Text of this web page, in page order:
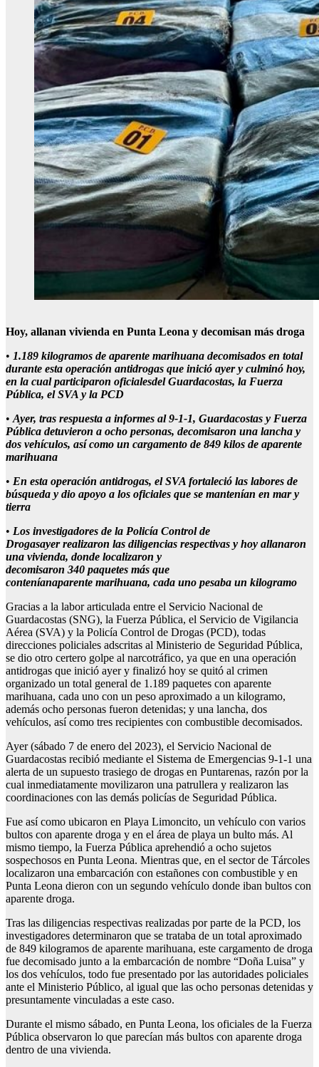
Hoy, allanan vivienda en Punta Leona y decomisan más droga
• 1.189 kilogramos de aparente marihuana decomisados en total
durante esta operación antidrogas que inició ayer y culminó hoy,
en la cual participaron oficialesdel Guardacostas, la Fuerza
Pública, el SVA y la PCD
•Ayer, tras respuesta a informes al 9-1-1, Guardacostas y Fuerza
Pública detuvieron a ocho personas, decomisaron una lancha y
dos vehículos, así como un cargamento de 849 kilos de aparente
marihuana
• En esta operación antidrogas, el SVA fortaleció las labores de
búsqueda y dio apoyo a los oficiales que se mantenían en mar y
tierra
• Los investigadores de la Policía Control de
Drogasayerrealizaron las diligencias respectivas y hoy allanaron
una vivienda, donde localizaron y
decomisaron 340 paquetes más que
conteníanaparente marihuana, cada uno pesaba un kilogramo
Gracias a la labor articulada entre el Servicio Nacional de
Guardacostas (SNG), la Fuerza Pública, el Servicio de Vigilancia
Aérea (SVA) y la Policía Control de Drogas (PCD), todas
direcciones policiales adscritas al Ministerio de Seguridad Pública,
se dio otro certero golpe al narcotráfico, ya que en una operación
antidrogas que inició ayer y finalizó hoy se quitó al crimen
organizado un total general de 1.189 paquetes con aparente
marihuana, cada uno con un peso aproximado a un kilogramo,
además ocho personas fueron detenidas; y una lancha, dos
vehículos, así como tres recipientes con combustible decomisados.
Ayer (sábado 7 de enero del 2023), el Servicio Nacional de
Guardacostas recibió mediante el Sistema de Emergencias 9-1-1 una
alerta de un supuesto trasiego de drogas en Puntarenas, razón por la
cual inmediatamente movilizaron una patrullera y realizaron las
coordinaciones con las demás policías de Seguridad Pública.
Fue así como ubicaron en Playa Limoncito, un vehículo con varios
bultos con aparente droga y en el área de playa un bulto más. Al
mismo tiempo, la Fuerza Pública aprehendió a ocho sujetos
sospechosos en Punta Leona. Mientras que, en el sector de Tárcoles
localizaron una embarcación con estañones con combustible y en
Punta Leona dieron con un segundo vehículo donde iban bultos con
aparente droga.
Tras las diligencias respectivas realizadas por parte de la PCD, los
investigadores determinaron que se trataba de un total aproximado
de 849 kilogramos de aparente marihuana, este cargamento de droga
fue decomisado junto a la embarcación de nombre “Doña Luisa” y
los dos vehículos, todo fue presentado por las autoridades policiales
ante el Ministerio Público, al igual que las ocho personas detenidas y
presuntamente vinculadas a este caso.
Durante el mismo sábado, en Punta Leona, los oficiales de la Fuerza
Pública observaron lo que parecían más bultos con aparente droga
dentro de una vivienda.